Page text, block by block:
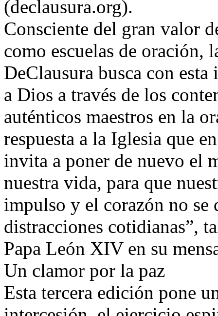
(declausura.org).
Consciente del gran valor
como escuelas de oración,
DeClausura busca con
a Dios a través de los
auténticos maestros en la
respuesta a la Iglesia que
invita a poner de nuevo el
nuestra vida, para que
impulso y el corazón no se
distracciones cotidianas”,
Papa León XIV en su
Un clamor por la paz
Esta tercera edición pone